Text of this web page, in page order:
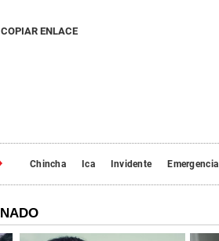
COPIAR ENLACE
Chincha Ica Invidente Emergencia